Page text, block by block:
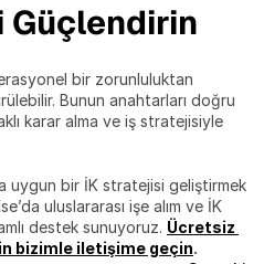
bir zorunluluktan
Bunun anahtarları doğru
karar alma ve iş stratejisiyle
uygun bir İK stratejisi geliştirmek
uluslararası işe alım ve İK
destek sunuyoruz. Ücretsiz
bizimle iletişime geçin.